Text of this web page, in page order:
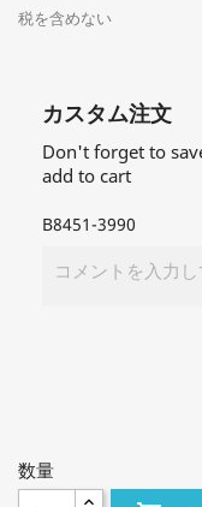
税を含めない
カスタム注文
Don't forget to
add to cart
B8451-3990
数量